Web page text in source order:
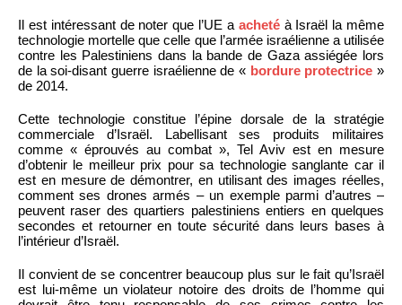
Il est intéressant de noter que l’UE a achetéà Israël la même
technologie mortelle que celle que l’armée israélienne a utilisée
contre les Palestiniens dans la bande de Gaza assiégée lors
de la soi-disant guerre israélienne de « bordure protectrice »
de 2014.
Cette technologie constitue l’épine dorsale de la stratégie
commerciale d’Israël. Labellisant ses produits militaires
comme « éprouvés au combat », Tel Aviv est en mesure
d’obtenir le meilleur prix pour sa technologie sanglante car il
est en mesure de démontrer, en utilisant des images réelles,
comment ses drones armés – un exemple parmi d’autres –
peuvent raser des quartiers palestiniens entiers en quelques
secondes et retourner en toute sécurité dans leurs bases à
l’intérieur d’Israël.
Il convient de se concentrer beaucoup plus sur le fait qu’Israël
est lui-même un violateur notoire des droits de l’homme qui